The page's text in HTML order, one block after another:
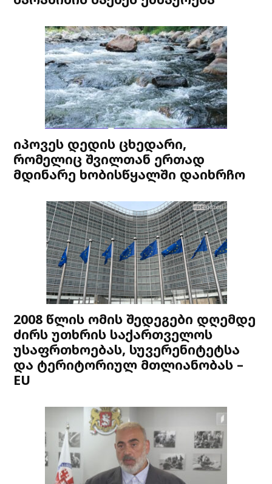
იპოვეს დედის ცხედარი,
რომელიც შვილთან ერთად
მდინარე ხობისწყალში დაიხრჩო
2008 წლის ომის შედეგები დღემდე
ძირს უთხრის საქართველოს
უსაფრთხოებას, სუვერენიტეტსა
და ტერიტორიულ მთლიანობას –
EU